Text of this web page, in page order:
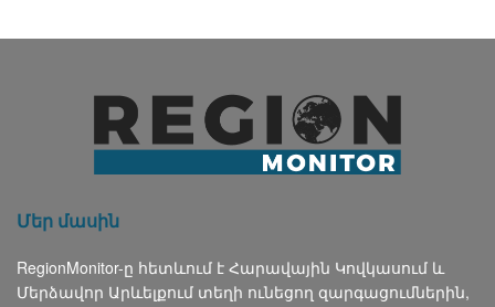
Մեր մասին
RegionMonitor-ը հետևում է Հարավային Կովկասում և
Մերձավոր Արևելքում տեղի ունեցող զարգացումներին,